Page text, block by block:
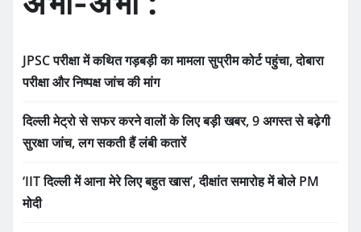
JPSC परीक्षा में कथित गड़बड़ी का मामला सुप्रीम कोर्ट पहुंचा, दोबारा
परीक्षा और निष्पक्ष जांच की मांग
दिल्ली मेट्रो से सफर करने वालों के लिए बड़ी खबर, 9 अगस्त से बढ़ेगी
सुरक्षा जांच, लग सकती हैं लंबी कतारें
‘IIT दिल्ली में आना मेरे लिए बहुत खास’, दीक्षांत समारोह में बोले PM
मोदी